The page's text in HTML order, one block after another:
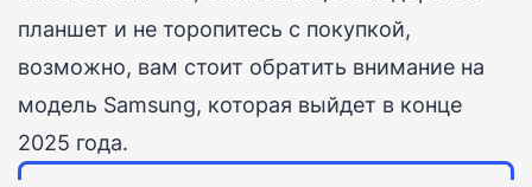
планшет и не торопитесь с покупкой,
возможно, вам стоит обратить внимание на
модель Samsung, которая выйдет в конце
2025 года.